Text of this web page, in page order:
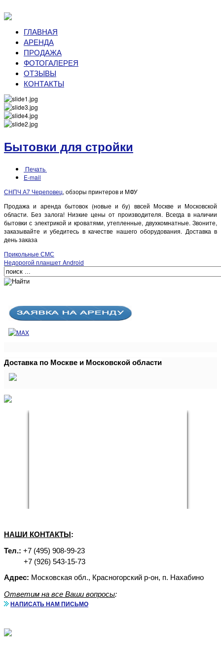
ГЛАВНАЯ
АРЕНДА
ПРОДАЖА
ФОТОГАЛЕРЕЯ
ОТЗЫВЫ
КОНТАКТЫ
Бытовки для стройки
Печать
E-mail
СНПЧ А7 Череповец, обзоры принтеров и МФУ
Продажа и аренда бытовок (новые и бу) ввсей Москве и Московской
области. Без залога! Низкие цены от производителя. Всегда в наличии
бытовки с электрикой и кроватями, утепленные, двухкомнатные. Звоните,
заказывайте и убедитесь в качестве нашего оборудования. Доставка в
день заказа
Прикольные СМС
Недорогой планшет Android
Доставка по Москве и Московской области
НАШИ КОНТАКТЫ:
Тел.: +7 (495) 908-99-23
+7 (926) 543-15-73
Адрес: Московская обл., Красногорский р-он, п. Нахабино
Ответим на все Ваши вопросы:
НАПИСАТЬ НАМ ПИСЬМО